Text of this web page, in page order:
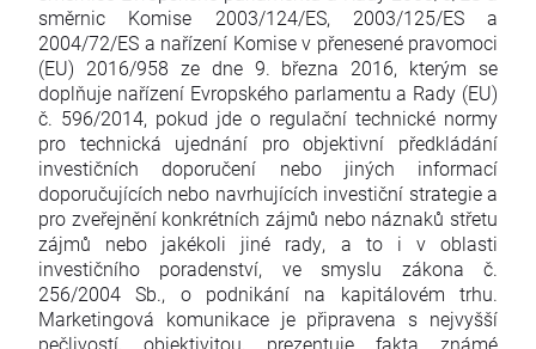
směrnic Komise 2003/124/ES, 2003/125/ES a
2004/72/ES a nařízení Komise v přenesené pravomoci
(EU) 2016/958 ze dne 9. března 2016, kterým se
doplňuje nařízení Evropského parlamentu a Rady (EU)
č. 596/2014, pokud jde o regulační technické normy
pro technická ujednání pro objektivní předkládání
investičních doporučení nebo jiných informací
doporučujících nebo navrhujících investiční strategie a
pro zveřejnění konkrétních zájmů nebo náznaků střetu
zájmů nebo jakékoli jiné rady, a to i v oblasti
investičního poradenství, ve smyslu zákona č.
256/2004 Sb., o podnikání na kapitálovém trhu.
Marketingová komunikace je připravena s nejvyšší
pečlivostí, objektivitou, prezentuje fakta známé